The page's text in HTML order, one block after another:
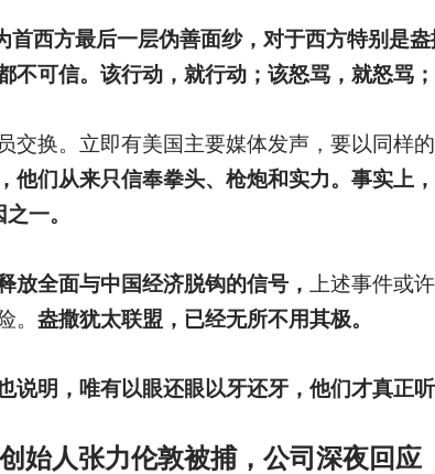
首西方最后一层伪善面纱，对于西方特别是
不可信。该行动，就行动；该怒骂，就怒骂
交换。立即有美国主要媒体发声，要以同样
他们从来只信奉拳头、枪炮和实力。事实上
一。
放全面与中国经济脱钩的信号，
上述事件或
。 盎撒犹太联盟，已经无所不用其极。
明，唯有以眼还眼以牙还牙，他们才真正听
始人张力伦敦被捕，公司深夜回应